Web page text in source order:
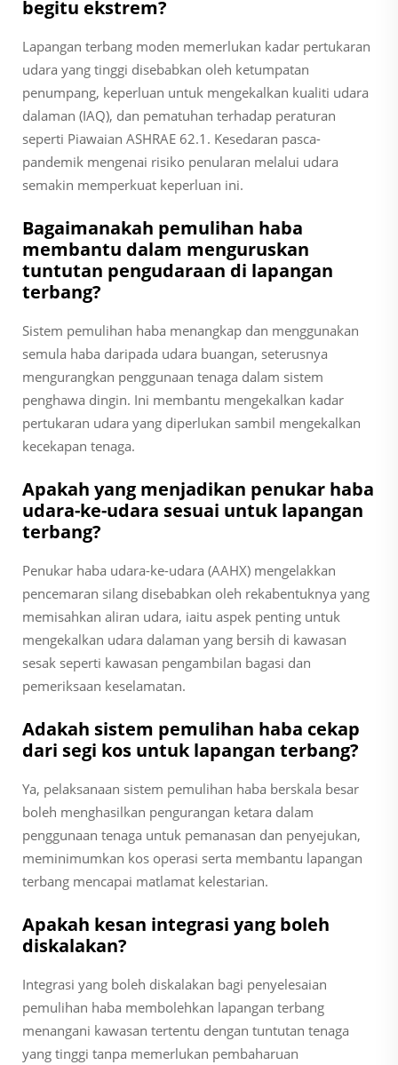
begitu ekstrem?
Lapangan terbang moden memerlukan kadar pertukaran
udara yang tinggi disebabkan oleh ketumpatan
penumpang, keperluan untuk mengekalkan kualiti udara
dalaman (IAQ), dan pematuhan terhadap peraturan
seperti Piawaian ASHRAE 62.1. Kesedaran pasca-
pandemik mengenai risiko penularan melalui udara
semakin memperkuat keperluan ini.
Bagaimanakah pemulihan haba
membantu dalam menguruskan
tuntutan pengudaraan di lapangan
terbang?
Sistem pemulihan haba menangkap dan menggunakan
semula haba daripada udara buangan, seterusnya
mengurangkan penggunaan tenaga dalam sistem
penghawa dingin. Ini membantu mengekalkan kadar
pertukaran udara yang diperlukan sambil mengekalkan
kecekapan tenaga.
Apakah yang menjadikan penukar haba
udara-ke-udara sesuai untuk lapangan
terbang?
Penukar haba udara-ke-udara (AAHX) mengelakkan
pencemaran silang disebabkan oleh rekabentuknya yang
memisahkan aliran udara, iaitu aspek penting untuk
mengekalkan udara dalaman yang bersih di kawasan
sesak seperti kawasan pengambilan bagasi dan
pemeriksaan keselamatan.
Adakah sistem pemulihan haba cekap
dari segi kos untuk lapangan terbang?
Ya, pelaksanaan sistem pemulihan haba berskala besar
boleh menghasilkan pengurangan ketara dalam
penggunaan tenaga untuk pemanasan dan penyejukan,
meminimumkan kos operasi serta membantu lapangan
terbang mencapai matlamat kelestarian.
Apakah kesan integrasi yang boleh
diskalakan?
Integrasi yang boleh diskalakan bagi penyelesaian
pemulihan haba membolehkan lapangan terbang
menangani kawasan tertentu dengan tuntutan tenaga
yang tinggi tanpa memerlukan pembaharuan